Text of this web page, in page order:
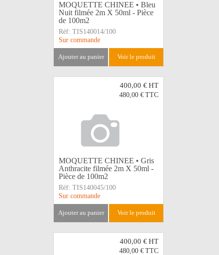
MOQUETTE CHINEE • Bleu
Nuit filmée 2m X 50ml - Pièce
de 100m2
Réf: TIS140014/100
Sur commande
ajouter au panier voir le produit
400,00 €HT
480,00 € TTC
MOQUETTE CHINEE • Gris
Anthracite filmée 2m X 50ml -
Pièce de 100m2
Réf: TIS140045/100
Sur commande
ajouter au panier voir le produit
400,00 €HT
480,00 € TTC